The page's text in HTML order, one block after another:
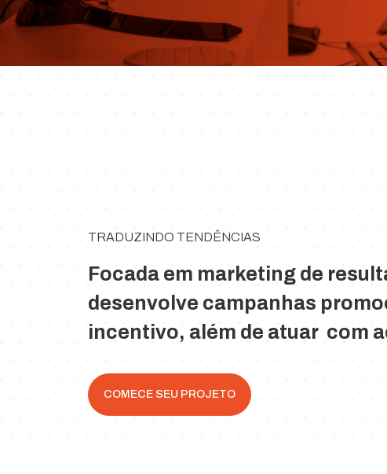
TRADUZINDO TENDÊNCIAS
Focada em marketing de
desenvolve campanhas
incentivo, além de atuar com
COMECE SEU PROJETO